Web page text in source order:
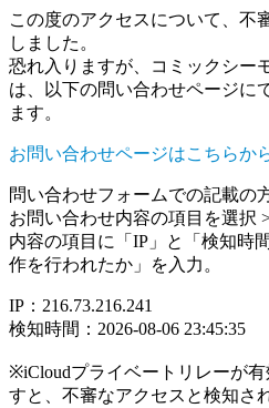
この度のアクセスについて、不
しました。
恐れ入りますが、コミックシー
は、以下の問い合わせページに
ます。
お問い合わせページはこちらか
問い合わせフォームでの記載の
お問い合わせ内容の項目を選択
内容の項目に「IP」と「検知時
作を行われたか」を入力。
IP：216.73.216.241
検知時間：2026-08-06 23:45:35
※iCloudプライベートリレーが
すと、不審なアクセスと検知さ